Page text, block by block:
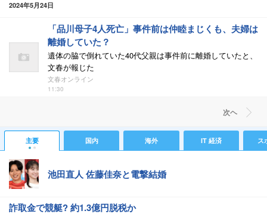
2024年5月24日
「品川母子4人死亡」事件前は仲睦まじくも、夫婦は
離婚していた？
遺体の脇で倒れていた40代父親は事件前に離婚していたと、
文春が報じた
文春オンライン
11:30
次ヘ
主要 国内 海外 IT 経済 ス
池田直人 佐藤佳奈と電撃結婚
詐取金で競艇? 約1.3億円脱税か